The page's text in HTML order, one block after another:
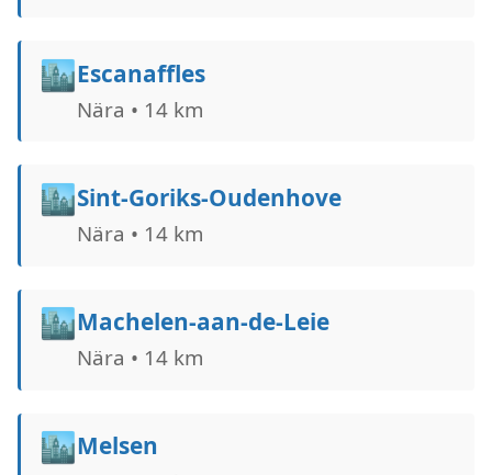
🏙️Escanaffles
Nära • 14 km
🏙️Sint-Goriks-Oudenhove
Nära • 14 km
🏙️Machelen-aan-de-Leie
Nära • 14 km
🏙️Melsen